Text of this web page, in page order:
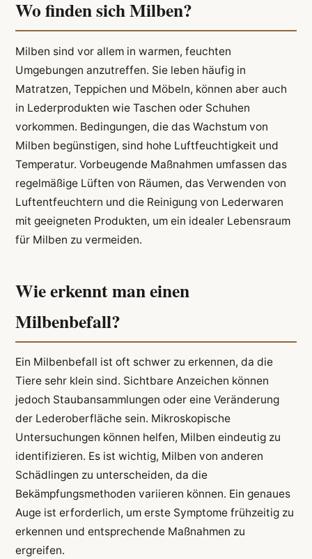
Wo finden sich Milben?
Milben sind vor allem in warmen, feuchten
Umgebungen anzutreffen. Sie leben häufig in
Matratzen, Teppichen und Möbeln, können aber auch
in Lederprodukten wie Taschen oder Schuhen
vorkommen. Bedingungen, die das Wachstum von
Milben begünstigen, sind hohe Luftfeuchtigkeit und
Temperatur. Vorbeugende Maßnahmen umfassen das
regelmäßige Lüften von Räumen, das Verwenden von
Luftentfeuchtern und die Reinigung von Lederwaren
mit geeigneten Produkten, um ein idealer Lebensraum
für Milben zu vermeiden.
Wie erkennt man einen
Milbenbefall?
Ein Milbenbefall ist oft schwer zu erkennen, da die
Tiere sehr klein sind. Sichtbare Anzeichen können
jedoch Staubansammlungen oder eine Veränderung
der Lederoberfläche sein. Mikroskopische
Untersuchungen können helfen, Milben eindeutig zu
identifizieren. Es ist wichtig, Milben von anderen
Schädlingen zu unterscheiden, da die
Bekämpfungsmethoden variieren können. Ein genaues
Auge ist erforderlich, um erste Symptome frühzeitig zu
erkennen und entsprechende Maßnahmen zu
ergreifen.